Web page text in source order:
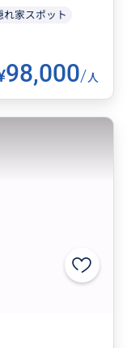
れ家スポット
98,000/人